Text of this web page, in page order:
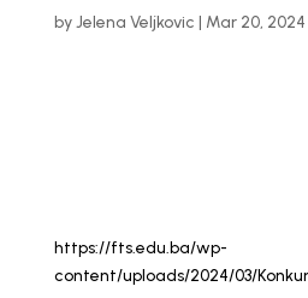
byJelena Veljkovic | Mar 20, 2024
https://fts.edu.ba/wp-
content/uploads/2024/03/